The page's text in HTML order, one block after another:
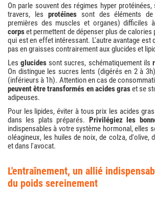
On parle souvent des régimes hyper
travers, les protéinessont des éléments de
premières des muscles et organes) difficiles à
corpset permettent de dépenser plus de calories
qui est en effet intéressant. L'autre avantage est
pas en graisses contrairement aux glucides et
Lesglucides sont sucres, schématiquement ils
On distingue les sucres lents (digérés en 2 à
(inférieurs à 1h). Attention en cas de
peuvent être transformés en acides graset se
adipeuses.
Pour les lipides, éviter à tous prix les acides
dans les plats préparés.
Privilégiez les
indispensables à votre système hormonal, elles
oléagineux, les huiles de noix, de colza, d'olive,
et dans l'avocat.
l'entraînement, un allié indispensable pour perdre
du poids sereinement